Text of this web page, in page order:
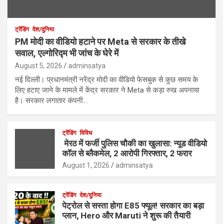
ट्रेंडिंग देश/दुनिया
PM मोदी का वीडियो हटाने पर Meta से सरकार के तीखे
सवाल, एल्गोरिद्म भी जांच के घेरे में
August 5, 2026 adminsatya
नई दिल्ली। प्रधानमंत्री नरेंद्र मोदी का वीडियो फेसबुक से कुछ समय के
लिए हटाए जाने के मामले में केंद्र सरकार ने Meta से कड़ा रुख अपनाया
है। सरकार लगातार कंपनी…
ट्रेंडिंग विविध
मेरठ में फर्जी पुलिस चौकी का खुलासा: न्यूड वीडियो
कॉल से ब्लैकमेल, 2 आरोपी गिरफ्तार, 2 फरार
August 1, 2026 adminsatya
ट्रेंडिंग देश/दुनिया
पेट्रोल से सस्ता होगा E85 फ्यूल! सरकार का बड़ा
प्लान, Hero और Maruti ने शुरू की तैयारी